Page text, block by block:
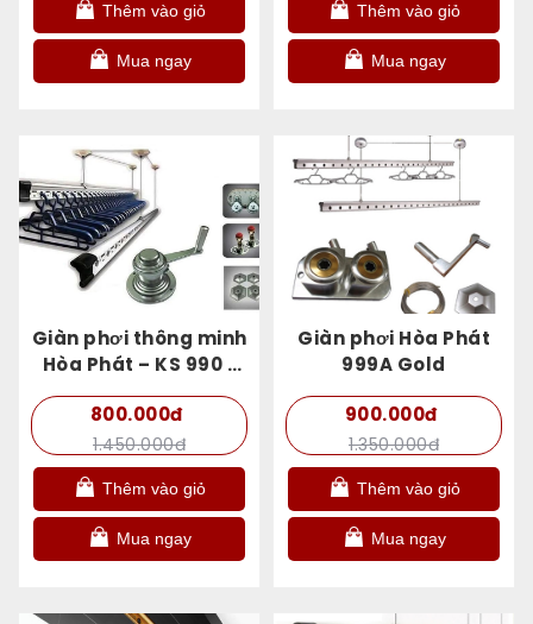
Thêm vào giỏ
Mua ngay
Thêm vào giỏ
Mua ngay
Giàn phơi thông minh
Hòa Phát – KS 990 (
Model – 2021 )
800.000đ
1.450.000đ
Thêm vào giỏ
Mua ngay
Giàn phơi Hòa Phát
999A Gold
900.000đ
1.350.000đ
Thêm vào giỏ
Mua ngay